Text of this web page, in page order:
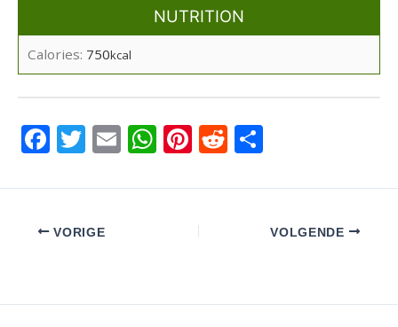
NUTRITION
Calories: 750kcal
F
c
e
o
T
tt
er
E
ail
W
at
p
Pi
er
e
R
d
e
n
VORIGE VOLGENDE